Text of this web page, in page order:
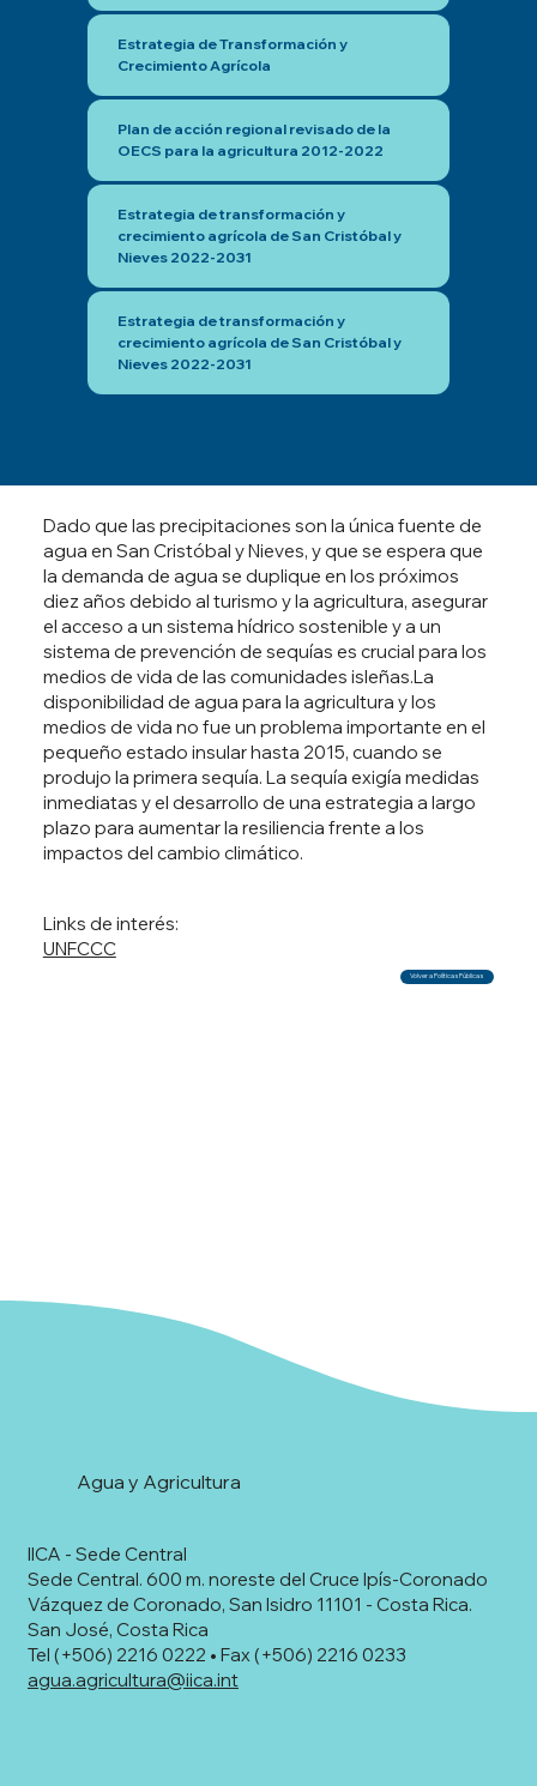
Estrategia de Transformación y
Crecimiento Agrícola
Plan de acción regional revisado de la
OECS para la agricultura 2012-2022
Estrategia de transformación y
crecimiento agrícola de San Cristóbal y
Nieves 2022-2031
Estrategia de transformación y
crecimiento agrícola de San Cristóbal y
Nieves 2022-2031
Dado que las precipitaciones son la única fuente de
agua en San Cristóbal y Nieves, y que se espera que
la demanda de agua se duplique en los próximos
diez años debido al turismo y la agricultura, asegurar
el acceso a un sistema hídrico sostenible y a un
sistema de prevención de sequías es crucial para los
medios de vida de las comunidades isleñas.La
disponibilidad de agua para la agricultura y los
medios de vida no fue un problema importante en el
pequeño estado insular hasta 2015, cuando se
produjo la primera sequía. La sequía exigía medidas
inmediatas y el desarrollo de una estrategia a largo
plazo para aumentar la resiliencia frente a los
impactos del cambio climático.
Links de interés:
UNFCCC
Volver a Políticas Públicas
IICA - Sede Central
Sede Central. 600 m. noreste del Cruce Ipís-Coronado
Vázquez de Coronado, San Isidro 11101 - Costa Rica.
San José, Costa Rica
Tel (+506) 2216 0222 • Fax (+506) 2216 0233
agua.agricultura@iica.int
Agua y Agricultura